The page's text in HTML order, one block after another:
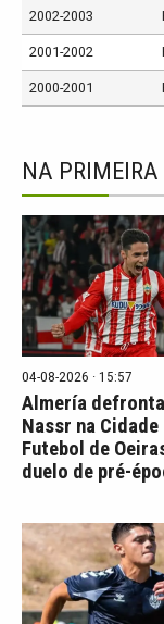
2002-2003
2001-2002
2000-2001
NA
04-08-2026 · 15:57
Almería
Nassr na Cidade
Futebol de
duelo de pré-